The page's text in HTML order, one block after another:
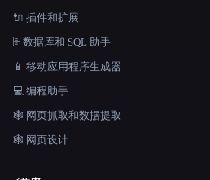
🔌 插件和扩展
🗄️ 数据库和 SQL 助手
📱 移动应用程序生成器
💻 编程助手
🕸️ 网页抓取和数据提取
🕸 网页设计